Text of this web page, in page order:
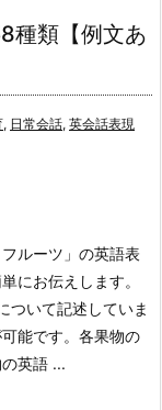
種類【例文あ
, 日常会話, 英会話表現
ルーツ」の英語表
にお伝えします。
ついて記述していま
能です。 各果物の
英語 ...